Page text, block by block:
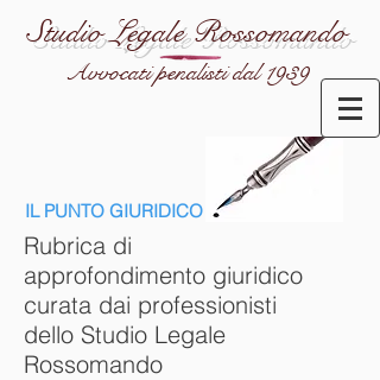
Studio Legale Rossomando
Avvocati penalisti dal 1939
IL PUNTO GIURIDICO
Rubrica di
approfondimento giuridico
curata dai professionisti
dello Studio Legale
Rossomando